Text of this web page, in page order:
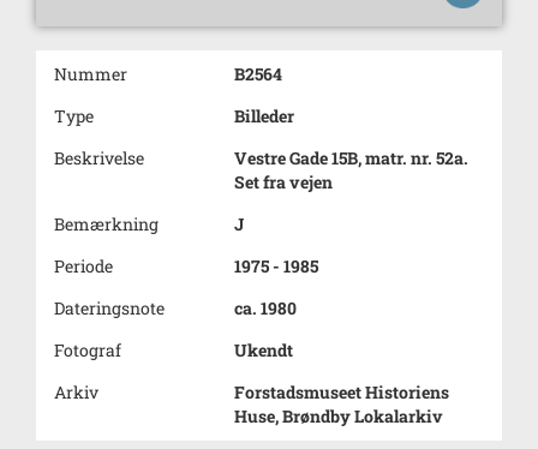
Nummer
B2564
Type
Billeder
Beskrivelse
Vestre Gade 15B, matr. nr. 52a.
Set fra vejen
Bemærkning
J
Periode
1975 - 1985
Dateringsnote
ca. 1980
Fotograf
Ukendt
Arkiv
Forstadsmuseet Historiens
Huse, Brøndby Lokalarkiv